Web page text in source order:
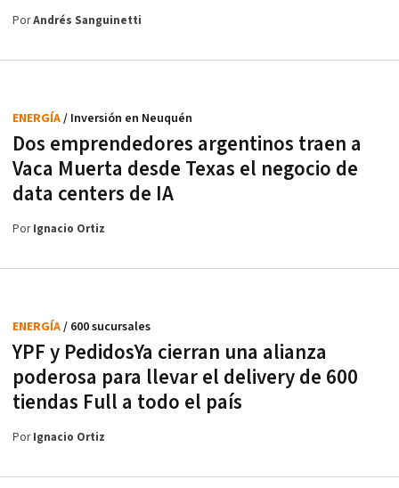
PorAndrés Sanguinetti
Dos emprendedores argentinos traen a
Vaca Muerta desde Texas el negocio de
data centers de IA
ENERGÍA/ Inversión en Neuquén
PorIgnacio Ortiz
YPF y PedidosYa cierran una alianza
poderosa para llevar el delivery de 600
tiendas Full a todo el país
ENERGÍA/ 600 sucursales
PorIgnacio Ortiz